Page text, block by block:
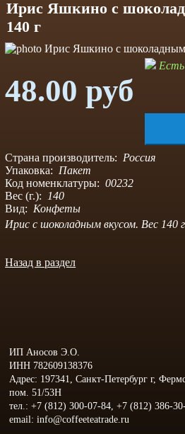
Ирис Яшкино с
140 г
48.00 руб
Есть
Страна производитель: Россия
Упаковка: Пакет
Код номенклатуры: 00232
Вес (г.):
140
Вид: Конфеты
Ирис с шоколадным вкусом. Вес 140
Назад в раздел
ИП Аносов Э.О.
ИНН 782609138376
Адрес: 197341, Санкт-Петербург г,
пом. 51/53Н
тел.: +7 (812) 300-07-84, +7 (812) 386-
email: info@coffeeteatrade.ru